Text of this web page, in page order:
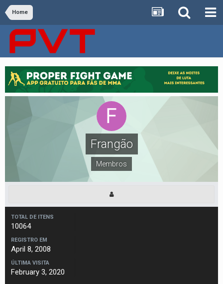
Home
Frangão
Membros
TOTAL DE ITENS
10064
REGISTRO EM
April 8, 2008
ÚLTIMA VISITA
February 3, 2020